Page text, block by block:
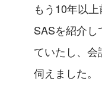
もう10年以
SASを紹介
ていたし、
伺えました。